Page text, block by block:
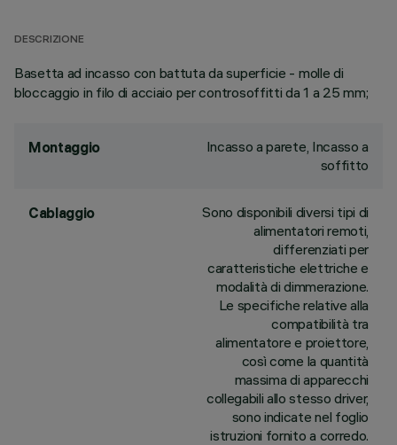
DESCRIZIONE
Basetta ad incasso con battuta da superficie - molle di
bloccaggio in filo di acciaio per controsoffitti da 1 a 25 mm;
Montaggio
Incasso a parete, Incasso a
soffitto
Cablaggio
Sono disponibili diversi tipi di
alimentatori remoti,
differenziati per
caratteristiche elettriche e
modalità di dimmerazione.
Le specifiche relative alla
compatibilità tra
alimentatore e proiettore,
così come la quantità
massima di apparecchi
collegabili allo stesso driver,
sono indicate nel foglio
istruzioni fornito a corredo.